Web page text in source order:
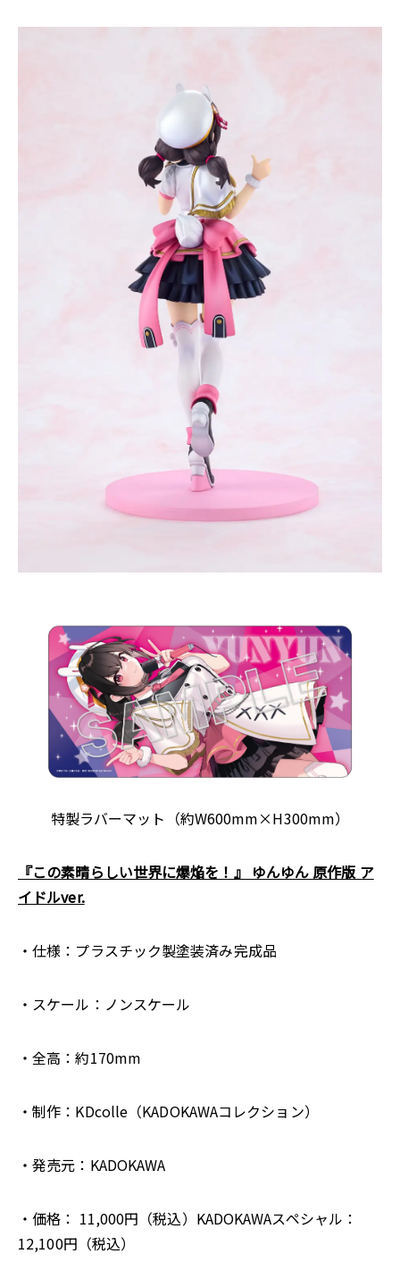
特製ラバーマット（約W600mm×H300mm）
『この素晴らしい世界に爆焔を！』 ゆんゆん 原作版 ア
イドルver.
・仕様：プラスチック製塗装済み完成品
・スケール：ノンスケール
・全高：約170mm
・制作：KDcolle（KADOKAWAコレクション）
・発売元：KADOKAWA
・価格： 11,000円（税込）KADOKAWAスペシャル：
12,100円（税込）